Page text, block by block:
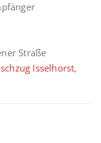
Straße
Isselhorst,